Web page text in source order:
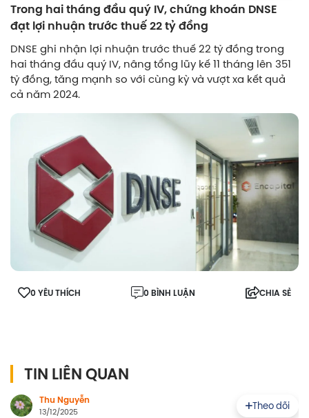
Trong hai tháng đầu quý IV, chứng khoán DNSE
đạt lợi nhuận trước thuế 22 tỷ đồng
DNSE ghi nhận lợi nhuận trước thuế 22 tỷ đồng trong
hai tháng đầu quý IV, nâng tổng lũy kế 11 tháng lên 351
tỷ đồng, tăng mạnh so với cùng kỳ và vượt xa kết quả
cả năm 2024.
0 YÊU THÍCH 0 BÌNH LUẬN CHIA SẺ
TIN LIÊN QUAN
Thu Nguyễn
13/12/2025
Theo dõi